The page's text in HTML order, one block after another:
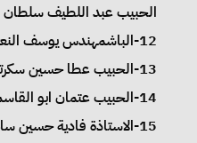
الحبيب عبد اللطيف سلطان
12-الباشمهندس يوسف النعيم ولاية سنار..
13-الحبيب عطا حسين سكرتير الحزب القضارف.
14-الحبيب عتمان ابو القاسم لاية نهر النيل.
15-الاستاذة فادية حسين سالم عضو المكتب السياسي ..